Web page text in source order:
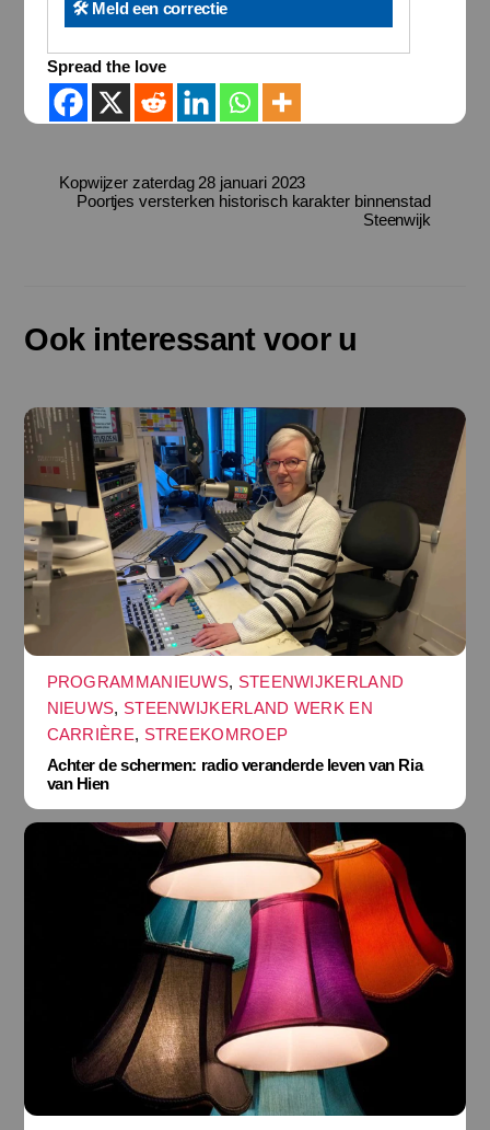
🛠️ Meld een correctie
Spread the love
Kopwijzer zaterdag 28 januari 2023
Poortjes versterken historisch karakter binnenstad
Steenwijk
Ook interessant voor u
PROGRAMMANIEUWS, STEENWIJKERLAND
NIEUWS, STEENWIJKERLAND WERK EN
CARRIÈRE, STREEKOMROEP
Achter de schermen: radio veranderde leven van Ria
van Hien